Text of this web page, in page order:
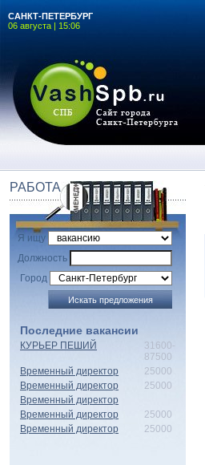
САНКТ-ПЕТЕРБУРГ
06 августа | 15:06
РАБОТА
Я ищу
Должность
Город
Последние вакансии
КУРЬЕР ПЕШИЙ
31600-
87500
Временный директор
25000
Временный директор
25000
Временный директор
Временный директор
25000
Временный директор
25000